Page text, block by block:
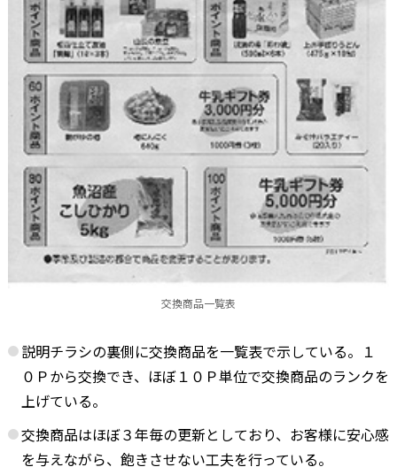
交換商品一覧表
説明チラシの裏側に交換商品を一覧表で示している。１
０Ｐから交換でき、ほぼ１０Ｐ単位で交換商品のランクを
上げている。
交換商品はほぼ３年毎の更新としており、お客様に安心感
を与えながら、飽きさせない工夫を行っている。